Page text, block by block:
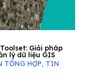
Giải pháp
lý dữ liệu GIS
TỔNG HỢP, TIN